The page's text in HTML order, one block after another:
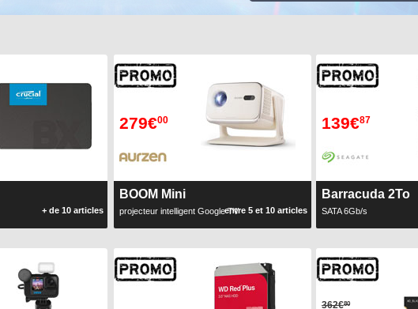
+ de 10 articles
279€00
BOOM Mini
projecteur intelligent Google TVentre 5 et 10 articles
139€87
Barracuda 2To
SATA 6Gb/s
362€80